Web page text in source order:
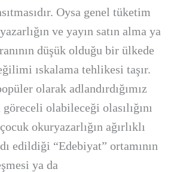
Oysa genel tüketim
ve yayın satın alma ya
düşük olduğu bir ülkede
ıskalama tehlikesi taşır.
olarak adlandırdığımız
göreceli olabileceği olasılığını
okuryazarlığın ağırlıklı
edildiği “Edebiyat” ortamının
ya da